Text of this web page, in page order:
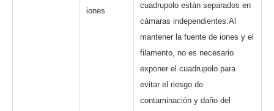
iones
cuadrupolo están separados en
cámaras independientes.Al
mantener la fuente de iones y el
filamento, no es necesario
exponer el cuadrupolo para
evitar el riesgo de
contaminación y daño del